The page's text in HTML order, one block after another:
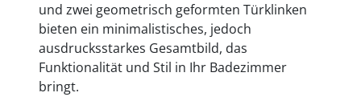
und zwei geometrisch geformten Türklinken
bieten ein minimalistisches, jedoch
ausdrucksstarkes Gesamtbild, das
Funktionalität und Stil in Ihr Badezimmer
bringt.